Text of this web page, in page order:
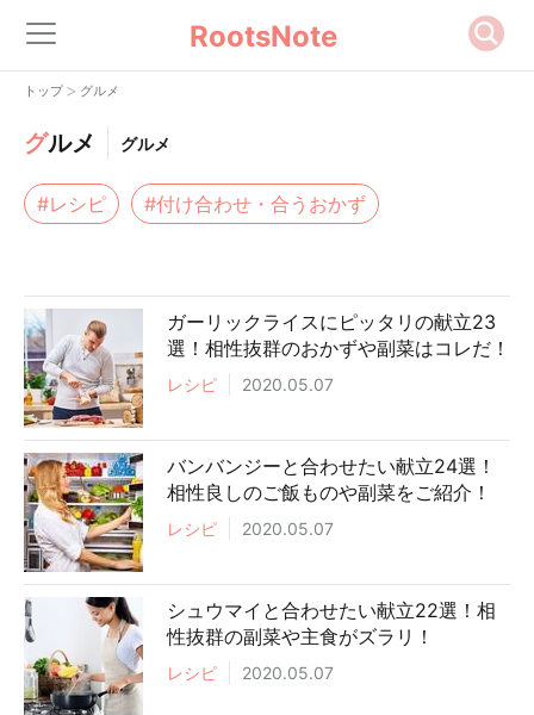
RootsNote
トップ > グルメ
グルメ グルメ
#レシピ #付け合わせ・合うおかず
ガーリックライスにピッタリの献立23
選！相性抜群のおかずや副菜はコレだ！
レシピ 2020.05.07
バンバンジーと合わせたい献立24選！
相性良しのご飯ものや副菜をご紹介！
レシピ 2020.05.07
シュウマイと合わせたい献立22選！相
性抜群の副菜や主食がズラリ！
レシピ 2020.05.07